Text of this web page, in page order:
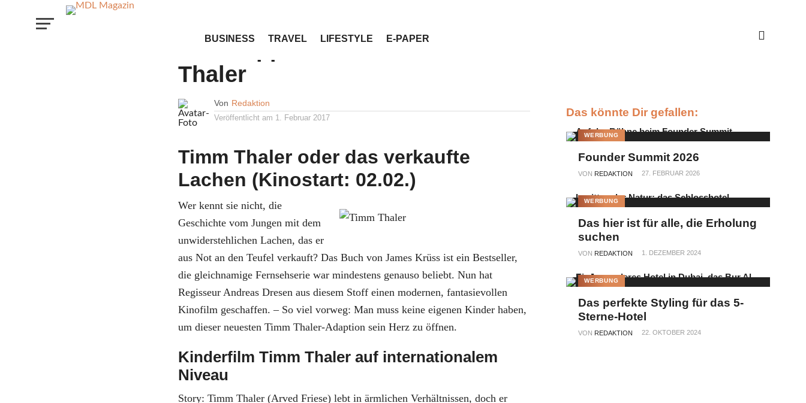
BUSINESS TRAVEL LIFESTYLE E-PAPER
Kino-Tipp der Woche: Timm
Thaler
Von Redaktion
Veröffentlicht am 1. Februar 2017
Timm Thaler oder das verkaufte
Lachen (Kinostart: 02.02.)
Wer kennt sie nicht, die
Geschichte vom Jungen mit dem
unwiderstehlichen Lachen, das er
aus Not an den Teufel verkauft? Das Buch von James Krüss ist ein Bestseller,
die gleichnamige Fernsehserie war mindestens genauso beliebt. Nun hat
Regisseur Andreas Dresen aus diesem Stoff einen modernen, fantasievollen
Kinofilm geschaffen. – So viel vorweg: Man muss keine eigenen Kinder haben,
um dieser neuesten Timm Thaler-Adaption sein Herz zu öffnen.
Kinderfilm Timm Thaler auf internationalem
Niveau
Story: Timm Thaler (Arved Friese) lebt in ärmlichen Verhältnissen, doch er
Das könnte Dir gefallen:
WERBUNG
Founder Summit 2026
VON REDAKTION 27. FEBRUAR 2026
WERBUNG
Das hier ist für alle, die Erholung
suchen
VON REDAKTION 1. DEZEMBER 2024
WERBUNG
Das perfekte Styling für das 5-
Sterne-Hotel
VON REDAKTION 22. OKTOBER 2024